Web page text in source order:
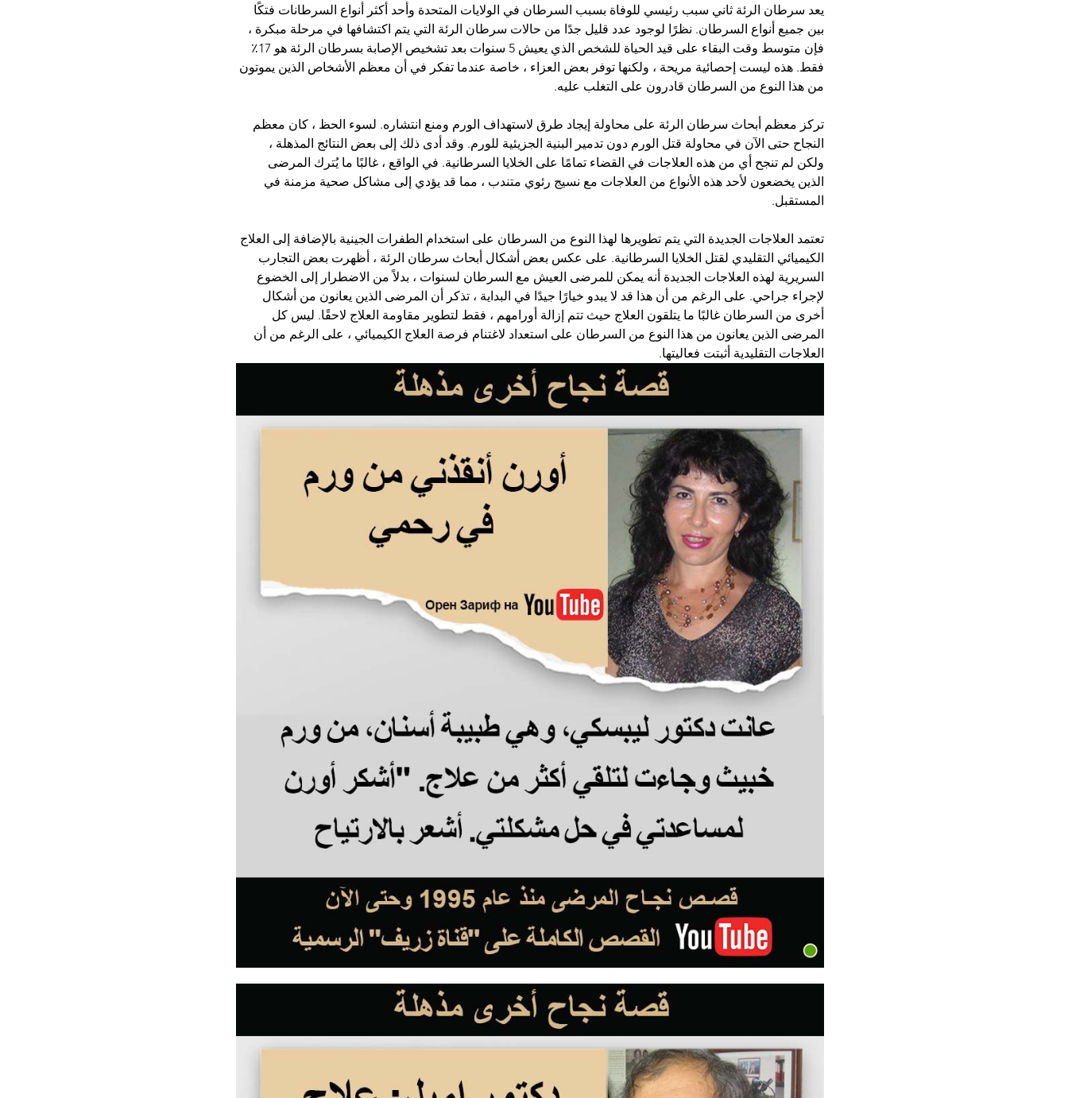
يعد سرطان الرئة ثاني سبب رئيسي للوفاة بسبب السرطان في الولايات المتحدة وأحد أكثر أنواع السرطانات فتكًا
بين جميع أنواع السرطان. نظرًا لوجود عدد قليل جدًا من حالات سرطان الرئة التي يتم اكتشافها في مرحلة مبكرة ،
فإن متوسط ​​وقت البقاء على قيد الحياة للشخص الذي يعيش 5 سنوات بعد تشخيص الإصابة بسرطان الرئة هو 17٪
فقط. هذه ليست إحصائية مريحة ، ولكنها توفر بعض العزاء ، خاصة عندما تفكر في أن معظم الأشخاص الذين يموتون
من هذا النوع من السرطان قادرون على التغلب عليه.
تركز معظم أبحاث سرطان الرئة على محاولة إيجاد طرق لاستهداف الورم ومنع انتشاره. لسوء الحظ ، كان معظم
النجاح حتى الآن في محاولة قتل الورم دون تدمير البنية الجزيئية للورم. وقد أدى ذلك إلى بعض النتائج المذهلة ،
ولكن لم تنجح أي من هذه العلاجات في القضاء تمامًا على الخلايا السرطانية. في الواقع ، غالبًا ما يُترك المرضى
الذين يخضعون لأحد هذه الأنواع من العلاجات مع نسيج رئوي متندب ، مما قد يؤدي إلى مشاكل صحية مزمنة في
المستقبل.
تعتمد العلاجات الجديدة التي يتم تطويرها لهذا النوع من السرطان على استخدام الطفرات الجينية بالإضافة إلى العلاج
الكيميائي التقليدي لقتل الخلايا السرطانية. على عكس بعض أشكال أبحاث سرطان الرئة ، أظهرت بعض التجارب
السريرية لهذه العلاجات الجديدة أنه يمكن للمرضى العيش مع السرطان لسنوات ، بدلاً من الاضطرار إلى الخضوع
لإجراء جراحي. على الرغم من أن هذا قد لا يبدو خيارًا جيدًا في البداية ، تذكر أن المرضى الذين يعانون من أشكال
أخرى من السرطان غالبًا ما يتلقون العلاج حيث تتم إزالة أورامهم ، فقط لتطوير مقاومة العلاج لاحقًا. ليس كل
المرضى الذين يعانون من هذا النوع من السرطان على استعداد لاغتنام فرصة العلاج الكيميائي ، على الرغم من أن
العلاجات التقليدية أثبتت فعاليتها.